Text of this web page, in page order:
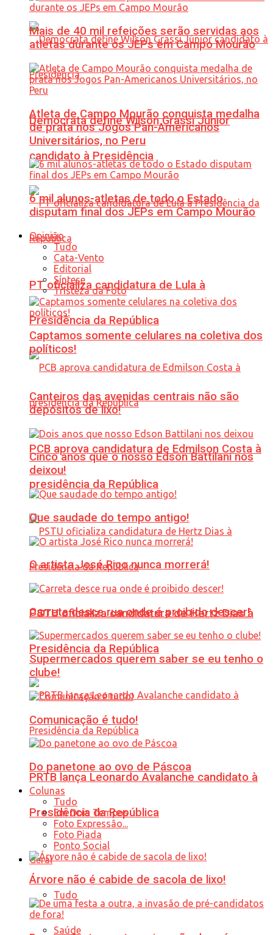
Democrata define Wilson Grassi Júnior
candidato à Presidência
PT oficializa candidatura de Lula à
Presidência da República
PCB aprova candidatura de Edmilson Costa à
presidência da República
PSTU oficializa candidatura de Hertz Dias à
Presidência da República
PRTB lança Leonardo Avalanche candidato à
Presidência da República
Geral
Tudo
Saúde
Mais de 40 mil refeições serão servidas aos
atletas durante os JEPs em Campo Mourão
Atleta de Campo Mourão conquista medalha
de prata nos Jogos Pan-Americanos
Universitários, no Peru
6 mil alunos-atletas de todo o Estado
disputam final dos JEPs em Campo Mourão
Opinião
Tudo
Cata-Vento
Editorial
Síntese
Tristeza da Foto
Captamos somente celulares na coletiva dos
políticos!
Canteiros das avenidas centrais não são
depósitos de lixo!
Cinco anos que o nosso Edson Battilani nos
deixou!
Que saudade do tempo antigo!
O artista José Rico nunca morrerá!
Carreta desce rua onde é proibido descer!
Supermercados querem saber se eu tenho o
clube!
Comunicação é tudo!
Do panetone ao ovo de Páscoa
Colunas
Tudo
Em Dois Tempos
Foto Expressão...
Foto Piada
Ponto Social
Árvore não é cabide de sacola de lixo!